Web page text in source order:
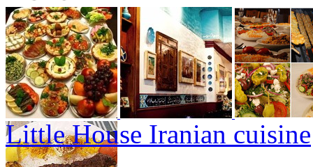
Little House Iranian cuisine